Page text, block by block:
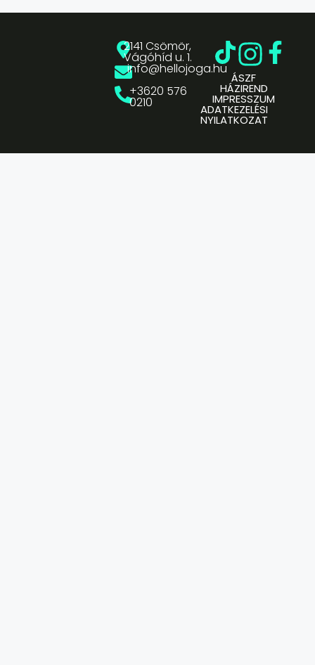
2141 Csömör,
Vágóhíd u. 1.
info@hellojoga.hu
+3620 576
0210
ÁSZF
HÁZIREND
IMPRESSZUM
ADATKEZELÉSI
NYILATKOZAT